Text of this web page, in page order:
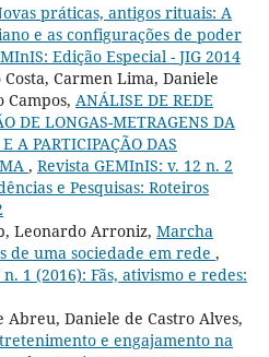
práticas, antigos rituais: A
e as configurações de poder
Edição Especial - JIG 2014
Carmen Lima, Daniele
Campos, ANÁLISE DE REDE
DE LONGAS-METRAGENS DA
A PARTICIPAÇÃO DAS
, Revista GEMInIS: v. 12 n. 2
e Pesquisas: Roteiros
Leonardo Arroniz, Marcha
de uma sociedade em rede ,
1 (2016): Fãs, ativismo e redes:
Daniele de Castro Alves,
e engajamento na